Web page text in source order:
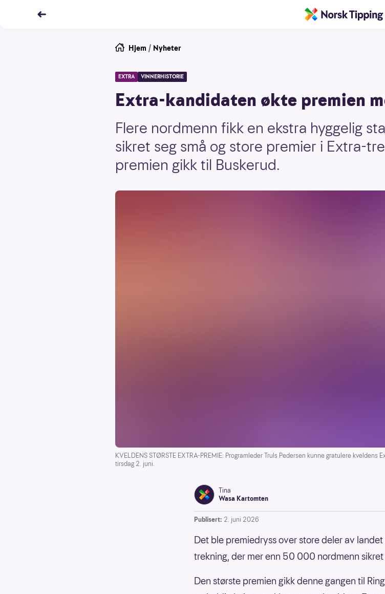
Hjem / Nyheter
EXTRA VINNERHISTORIE
Extra-kandidaten økte premien
Flere nordmenn fikk en ekstra hyggelig
sikret seg små og store premier i Extra-
premien gikk til Buskerud.
KVELDENS STØRSTE EXTRA-PREMIE: Programleder Truls Pedersen kunne gratulere
tirsdag 2. juni.
Tina
Wasa Kartomten
Publisert: 2. juni 2026
Det ble premiedryss over store deler av
trekning, der mer enn 50 000 nordmenn sikret
Den største premien gikk denne gangen til